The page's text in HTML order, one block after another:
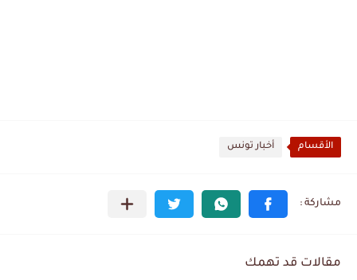
الأقسام أخبار تونس
مقالات قد تهمك